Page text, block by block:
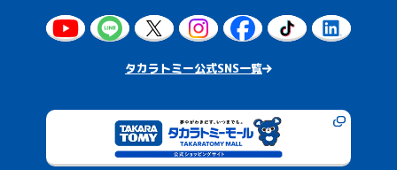
タカラトミー公式SNS一覧